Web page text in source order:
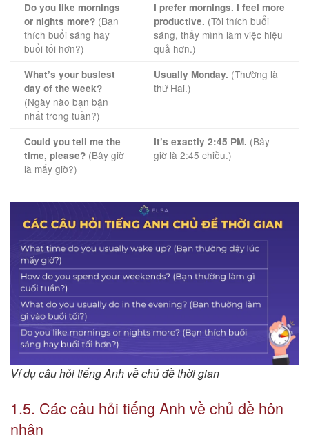
Do you like mornings
or nights more? (Bạn
thích buổi sáng hay
buổi tối hơn?)
I prefer mornings. I feel more
productive. (Tôi thích buổi
sáng, thấy mình làm việc hiệu
quả hơn.)
What’s your busiest
day of the week?
(Ngày nào bạn bận
nhất trong tuần?)
Usually Monday. (Thường là
thứ Hai.)
Could you tell me the
time, please? (Bây giờ
là mấy giờ?)
It’s exactly 2:45 PM. (Bây
giờ là 2:45 chiều.)
Ví dụ câu hỏi tiếng Anh về chủ đề thời gian
1.5. Các câu hỏi tiếng Anh về chủ đề hôn
nhân